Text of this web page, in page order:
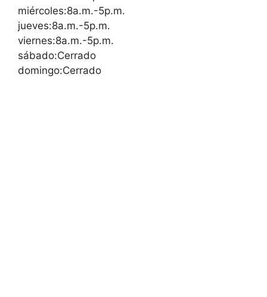
miércoles:8a.m.-5p.m.
jueves:8a.m.-5p.m.
viernes:8a.m.-5p.m.
sábado:Cerrado
domingo:Cerrado